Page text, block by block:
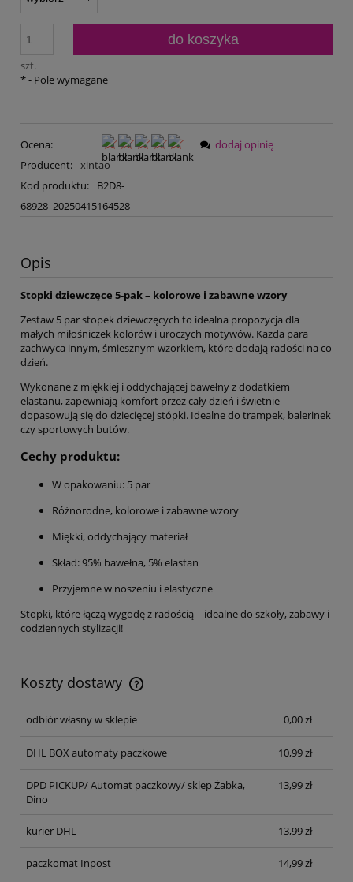
szt.
do koszyka
*- Pole wymagane
Ocena:
Producent: xintao
Kod produktu:
B2D8-
68928_20250415164528
dodaj opinię
Opis
Stopki dziewczęce 5-pak – kolorowe i zabawne wzory
Zestaw 5 par stopek dziewczęcych to idealna propozycja dla
małych miłośniczek kolorów i uroczych motywów. Każda para
zachwyca innym, śmiesznym wzorkiem, które dodają radości na co
dzień.
Wykonane z miękkiej i oddychającej bawełny z dodatkiem
elastanu, zapewniają komfort przez cały dzień i świetnie
dopasowują się do dziecięcej stópki. Idealne do trampek, balerinek
czy sportowych butów.
Cechy produktu:
W opakowaniu: 5 par
Różnorodne, kolorowe i zabawne wzory
Miękki, oddychający materiał
Skład: 95% bawełna, 5% elastan
Przyjemne w noszeniu i elastyczne
Stopki, które łączą wygodę z radością – idealne do szkoły, zabawy i
codziennych stylizacji!
Koszty dostawy
Cena nie zawiera ewentualnych kosztów płatności
odbiór własny w sklepie
0,00 zł
DHL BOX automaty paczkowe 10,99 zł
DPD PICKUP/ Automat paczkowy/ sklep Żabka,
Dino
13,99 zł
kurier DHL 13,99 zł
paczkomat Inpost 14,99 zł